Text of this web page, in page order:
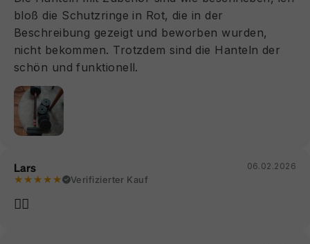
bloß die Schutzringe in Rot, die in der
Beschreibung gezeigt und beworben wurden,
nicht bekommen. Trotzdem sind die Hanteln der
schön und funktionell.
Lars
★★★★★ Verifizierter Kauf
06.02.2026
👍🏻